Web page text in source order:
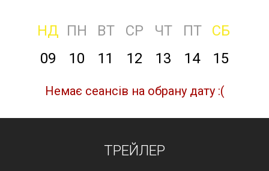
НД ПН ВТ СР ЧТ ПТ
СБ
09
10 11 12 13 14 15
Немає сеансів на обрану дату :(
ТРЕЙЛЕР